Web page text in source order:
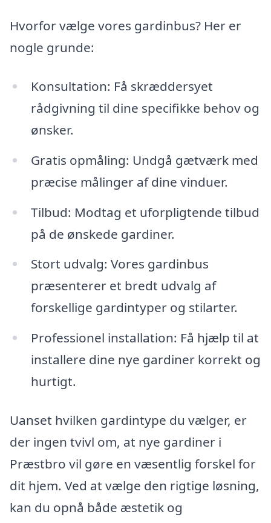
Hvorfor vælge vores gardinbus? Her er
nogle grunde:
Konsultation: Få skræddersyet
rådgivning til dine specifikke behov og
ønsker.
Gratis opmåling: Undgå gætværk med
præcise målinger af dine vinduer.
Tilbud: Modtag et uforpligtende tilbud
på de ønskede gardiner.
Stort udvalg: Vores gardinbus
præsenterer et bredt udvalg af
forskellige gardintyper og stilarter.
Professionel installation: Få hjælp til at
installere dine nye gardiner korrekt og
hurtigt.
Uanset hvilken gardintype du vælger, er
der ingen tvivl om, at nye gardiner i
Præstbro vil gøre en væsentlig forskel for
dit hjem. Ved at vælge den rigtige løsning,
kan du opnå både æstetik og